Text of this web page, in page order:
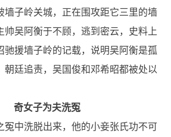
墙子岭关城，正在围攻距它三里的墙
帅吴阿衡于不顾，逃到密云，史料上
驰援墙子岭的记载，说明吴阿衡是孤
朝廷追责，吴国俊和邓希昭都被处以
奇女子为夫洗冤
冤中洗脱出来，他的小妾张氏功不可